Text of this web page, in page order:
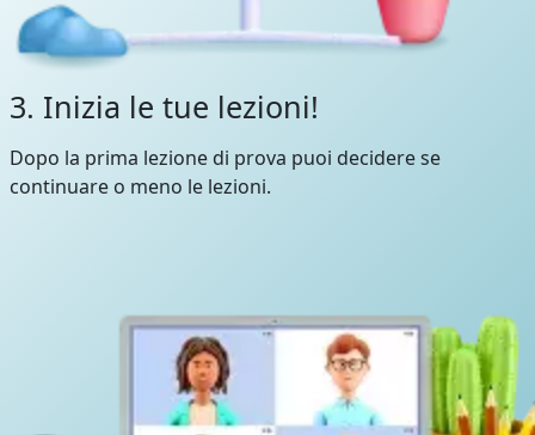
3. Inizia le tue lezioni!
Dopo la prima lezione di prova puoi decidere se
continuare o meno le lezioni.